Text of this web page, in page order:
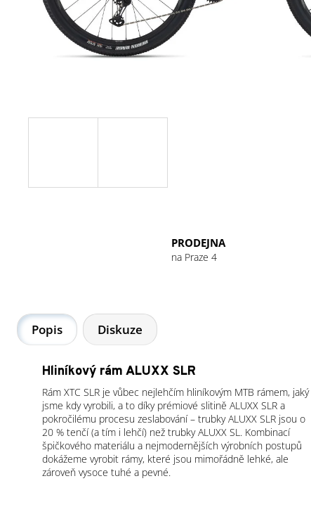
PRODEJNA
na Praze 4
Popis Diskuze
Hliníkový rám ALUXX SLR
Rám XTC SLR je vůbec nejlehčím hliníkovým MTB rámem, jaký
jsme kdy vyrobili, a to díky prémiové slitině ALUXX SLR a
pokročilému procesu zeslabování – trubky ALUXX SLR jsou o
20 % tenčí (a tím i lehčí) než trubky ALUXX SL. Kombinací
špičkového materiálu a nejmodernějších výrobních postupů
dokážeme vyrobit rámy, které jsou mimořádně lehké, ale
zároveň vysoce tuhé a pevné.
GU ENERGY GEL 32G CHOCOLATE
OUTRAGE
49 Kč